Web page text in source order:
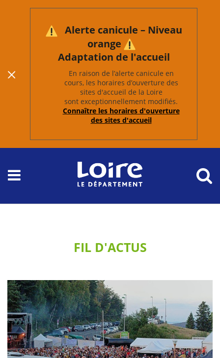
Alerte canicule – Niveau
orange
Adaptation de l'accueil
En raison de l’alerte canicule en
cours, les horaires d’ouverture des
sites d'accueil de la Loire
sont exceptionnellement modifiés.
Connaître les horaires d'ouverture
des sites d'accueil
FIL D'ACTUS